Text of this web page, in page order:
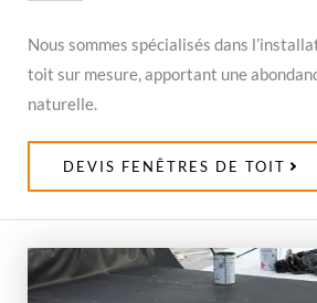
Nous sommes spécialisés dans
toit sur mesure, apportant une
naturelle.
DEVIS FENÊTRES DE TOIT